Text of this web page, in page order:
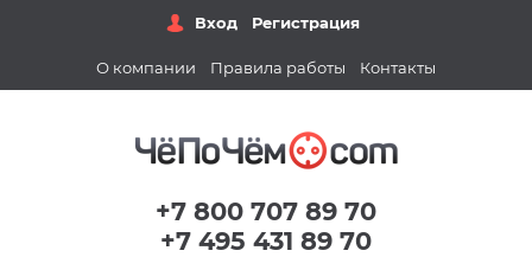
Вход Регистрация
О компании Правила работы Контакты
+7 800 707 89 70
+7 495 431 89 70